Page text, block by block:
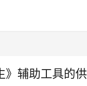
》辅助工具的供